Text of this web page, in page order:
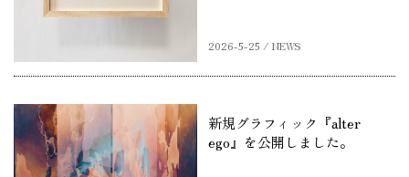
2026-5-25 / NEWS
新規グラフィック『alter
ego』を公開しました。